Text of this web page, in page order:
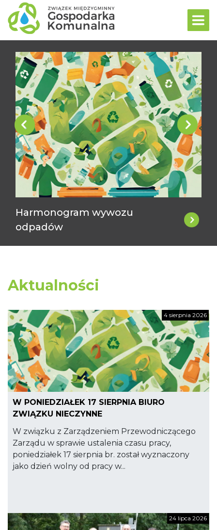
Poprzedni
Harmonogram wywozu
odpadów
Aktualności
4 sierpnia 2026
W PONIEDZIAŁEK 17 SIERPNIA BIURO
ZWIĄZKU NIECZYNNE
W związku z Zarządzeniem Przewodniczącego
Zarządu w sprawie ustalenia czasu pracy,
poniedziałek 17 sierpnia br. został wyznaczony
jako dzień wolny od pracy w...
24 lipca 2026